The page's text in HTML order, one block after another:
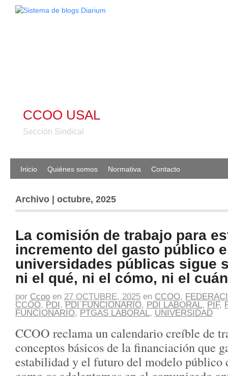
CCOO USAL
Sección Sindical
Inicio Quiénes somos Normativa Contacto
Archivo | octubre, 2025
La comisión de trabajo para
incremento del gasto público
universidades públicas sigue
ni el qué, ni el cómo, ni el
por Ccoo en 27 OCTUBRE, 2025 en CCOO,
CCOO, PDI,PDI FUNCIONARIO, PDI LABORAL, PIF,
FUNCIONARIO, PTGAS LABORAL, UNIVERSIDAD
CCOO reclama un calendario creíble de
conceptos básicos de la financiación que
estabilidad y el futuro del modelo público